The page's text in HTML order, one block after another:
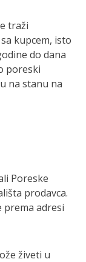
traži
kupcem, isto
do dana
poreski
na stanu na
Poreske
prodavca.
prema adresi
živeti u